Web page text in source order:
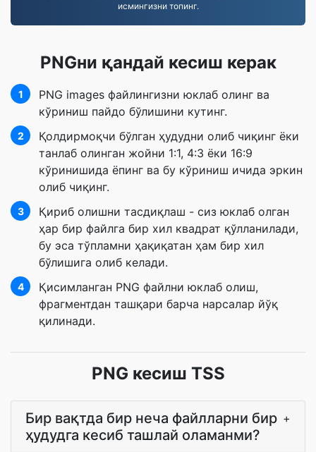
исмингизни топинг.
PNGни қандай кесиш керак
1
PNG images файлингизни юклаб олинг ва
кўриниш пайдо бўлишини кутинг.
2
Қолдирмоқчи бўлган ҳудудни олиб чиқинг ёки
танлаб олинган жойни 1:1, 4:3 ёки 16:9
кўринишида ёпинг ва бу кўриниш ичида эркин
олиб чиқинг.
3
Қириб олишни тасдиқлаш - сиз юклаб олган
ҳар бир файлга бир хил квадрат қўлланилади,
бу эса тўпламни ҳақиқатан ҳам бир хил
бўлишига олиб келади.
4
Қисимланган PNG файлни юклаб олиш,
фрагментдан ташқари барча нарсалар йўқ
қилинади.
PNG кесиш TSS
Бир вақтда бир неча файлларни бир
ҳудудга кесиб ташлай оламанми?
+